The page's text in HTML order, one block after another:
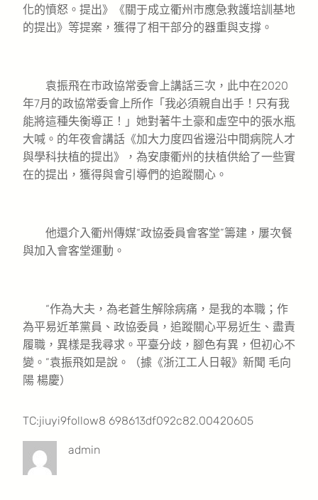
化的憤怒。提出》《關于成立衢州市應急救護培訓基地
的提出》等提案，獲得了相干部分的器重與支撐。
袁振飛在市政協常委會上講話三次，此中在2020
年7月的政協常委會上所作「我必須親自出手！只有我
能將這種失衡導正！」她對著牛土豪和虛空中的張水瓶
大喊。的年夜會講話《加大力度四省邊沿中間病院人才
與學科扶植的提出》，為安康衢州的扶植供給了一些實
在的提出，獲得與會引導們的追蹤關心。
他還介入衢州傳媒“政協委員會客堂”籌建，屢次餐
與加入會客堂運動。
“作為大夫，為老蒼生解除病痛，是我的本職；作
為平易近革黨員、政協委員，追蹤關心平易近生、盡責
履職，異樣是我尋求。平臺分歧，腳色有異，但初心不
變。”袁振飛如是說。（據《浙江工人日報》新聞 毛向
陽 楊慶）
TC:jiuyi9follow8 698613df092c82.00420605
admin